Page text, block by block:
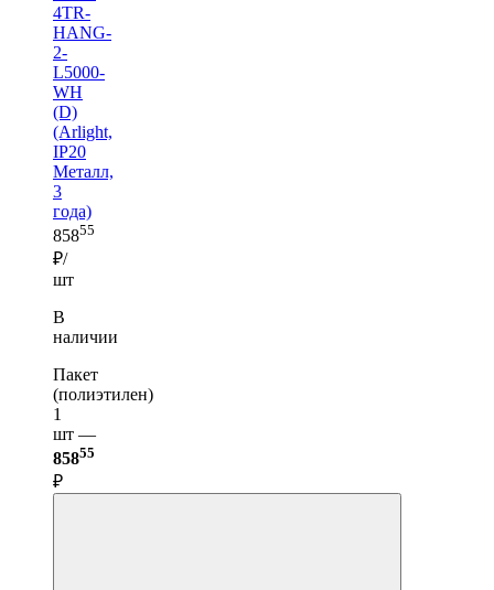
4TR-
HANG-
2-
L5000-
WH
(D)
(Arlight,
IP20
Металл,
3
года)
85855
₽/
шт
В
наличии
Пакет
(полиэтилен)
1
шт —
85855
₽